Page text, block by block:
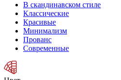
В скандинавском стиле
Классические
Красивые
Минимализм
Прованс
Современные